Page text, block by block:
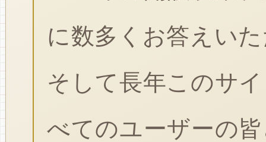
に数多くお答えい
そして長年このサ
べてのユーザーの